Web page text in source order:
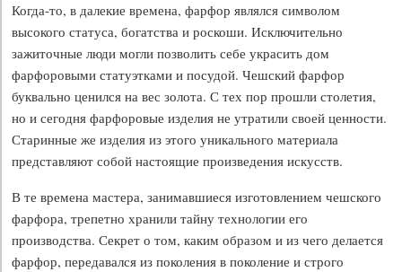
Когда-то, в далекие времена, фарфор являлся символом
высокого статуса, богатства и роскоши. Исключительно
зажиточные люди могли позволить себе украсить дом
фарфоровыми статуэтками и посудой. Чешский фарфор
буквально ценился на вес золота. С тех пор прошли столетия,
но и сегодня фарфоровые изделия не утратили своей ценности.
Старинные же изделия из этого уникального материала
представляют собой настоящие произведения искусств.
В те времена мастера, занимавшиеся изготовлением чешского
фарфора, трепетно хранили тайну технологии его
производства. Секрет о том, каким образом и из чего делается
фарфор, передавался из поколения в поколение и строго